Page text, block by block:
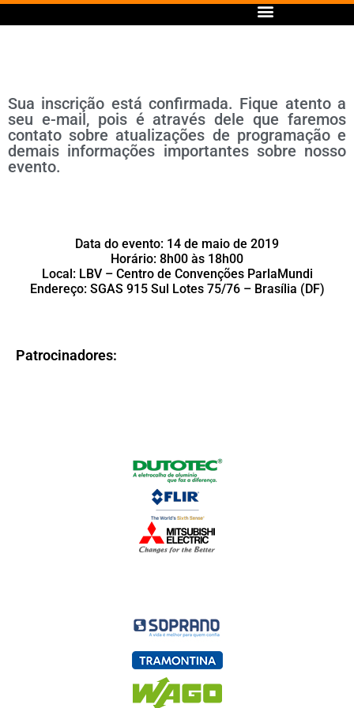
Sua inscrição está confirmada. Fique atento a
seu e-mail, pois é através dele que faremos
contato sobre atualizações de programação e
demais informações importantes sobre nosso
evento.
Data do evento: 14 de maio de 2019
Horário: 8h00 às 18h00
Local: LBV – Centro de Convenções ParlaMundi
Endereço: SGAS 915 Sul Lotes 75/76 – Brasília (DF)
Patrocinadores: